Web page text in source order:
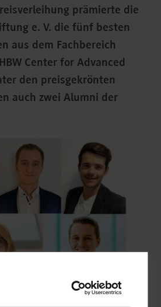
prämierte die
e. V. die fünf besten
aus dem Fachbereich
Center for Advanced
den preisgekrönten
auch zwei Alumni der